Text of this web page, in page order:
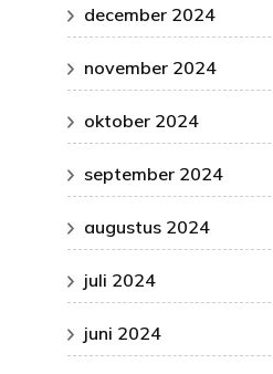
december 2024
november 2024
oktober 2024
september 2024
augustus 2024
juli 2024
juni 2024